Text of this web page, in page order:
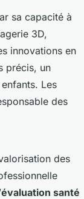
sa capacité à
3D,
innovations en
précis, un
Les
des
des
évaluation santé